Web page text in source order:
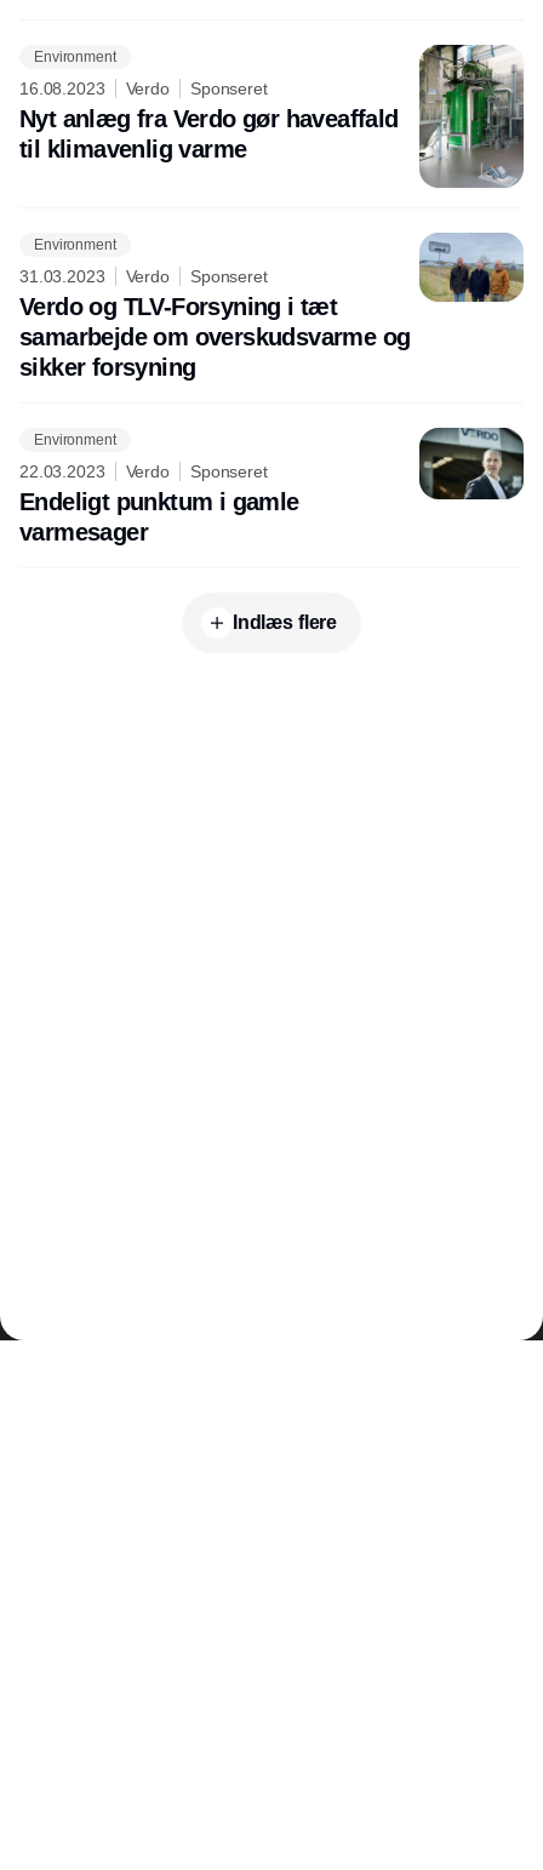
Environment
16.08.2023 Verdo Sponseret
Nyt anlæg fra Verdo gør haveaffald
til klimavenlig varme
Environment
31.03.2023 Verdo Sponseret
Verdo og TLV-Forsyning i tæt
samarbejde om overskudsvarme og
sikker forsyning
Environment
22.03.2023 Verdo Sponseret
Endeligt punktum i gamle
varmesager
Indlæs flere